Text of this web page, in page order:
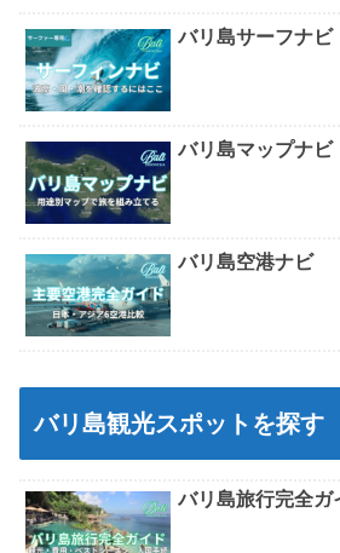
バリ島サーフナビ
バリ島マップナビ
バリ島空港ナビ
バリ島観光スポットを探す
バリ島旅行完全ガ